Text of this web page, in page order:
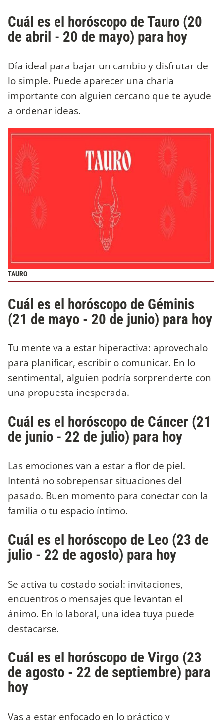
Cuál es el horóscopo de Tauro (20
de abril - 20 de mayo) para hoy
Día ideal para bajar un cambio y disfrutar de
lo simple. Puede aparecer una charla
importante con alguien cercano que te ayude
a ordenar ideas.
TAURO
Cuál es el horóscopo de Géminis
(21 de mayo - 20 de junio) para hoy
Tu mente va a estar hiperactiva: aprovechalo
para planificar, escribir o comunicar. En lo
sentimental, alguien podría sorprenderte con
una propuesta inesperada.
Cuál es el horóscopo de Cáncer (21
de junio - 22 de julio) para hoy
Las emociones van a estar a flor de piel.
Intentá no sobrepensar situaciones del
pasado. Buen momento para conectar con la
familia o tu espacio íntimo.
Cuál es el horóscopo de Leo (23 de
julio - 22 de agosto) para hoy
Se activa tu costado social: invitaciones,
encuentros o mensajes que levantan el
ánimo. En lo laboral, una idea tuya puede
destacarse.
Cuál es el horóscopo de Virgo (23
de agosto - 22 de septiembre) para
hoy
Vas a estar enfocado en lo práctico y